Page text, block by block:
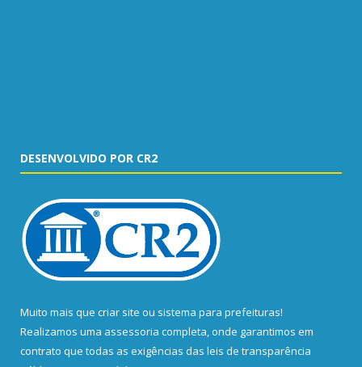
DESENVOLVIDO POR CR2
Muito mais que criar site ou sistema para prefeituras!
Realizamos uma assessoria completa, onde garantimos em
contrato que todas as exigências das leis de transparência